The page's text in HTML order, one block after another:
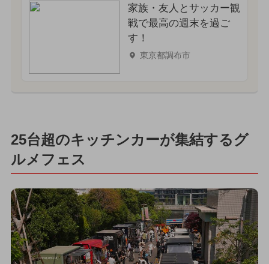
家族・友人とサッカー観
戦で最高の週末を過ご
す！
東京都調布市
25台超のキッチンカーが集結するグ
ルメフェス